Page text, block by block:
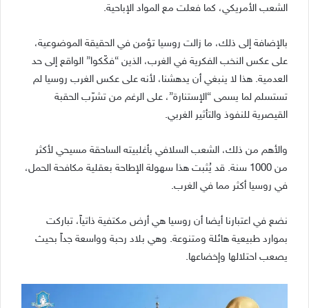
الشعب الأمريكي، كما فعلت مع المواد الإباحية.
بالإضافة إلى ذلك، ما زالت روسيا تؤمن في الحقيقة الموضوعية،
على عكس النخب الفكرية في الغرب، الذين “فكّكوا” الواقع إلى حد
العدمية. هذا لا ينبغي أن يدهشنا، لأنه على عكس الغرب روسيا لم
تستسلم لما يسمى “الإستنارة”، على الرغم من تشرّب الحقبة
القيصرية للنفوذ والتأثير الغربي.
والأهم من ذلك، الشعب السلافي بأغلبيته الساحقة مسيحي لأكثر
من 1000 سنة. قد يُثبت هذا سهولة الإطاحة بعقلية مكافحة الحمل،
في روسيا أكثر مما في الغرب.
نضع في اعتبارنا أيضا أن روسيا هي أرض مكتفية ذاتياً، تباركت
بموارد طبيعية هائلة ومتنوعة. وهي بلاد رحبة وواسعة جداً بحيث
يصعب احتلالها وإخضاعها.